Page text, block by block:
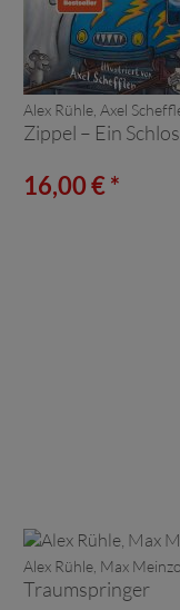
Alex Rühle, Axel
Zippel – Ein
16,00 € *
Alex Rühle, Max
Traumspringer